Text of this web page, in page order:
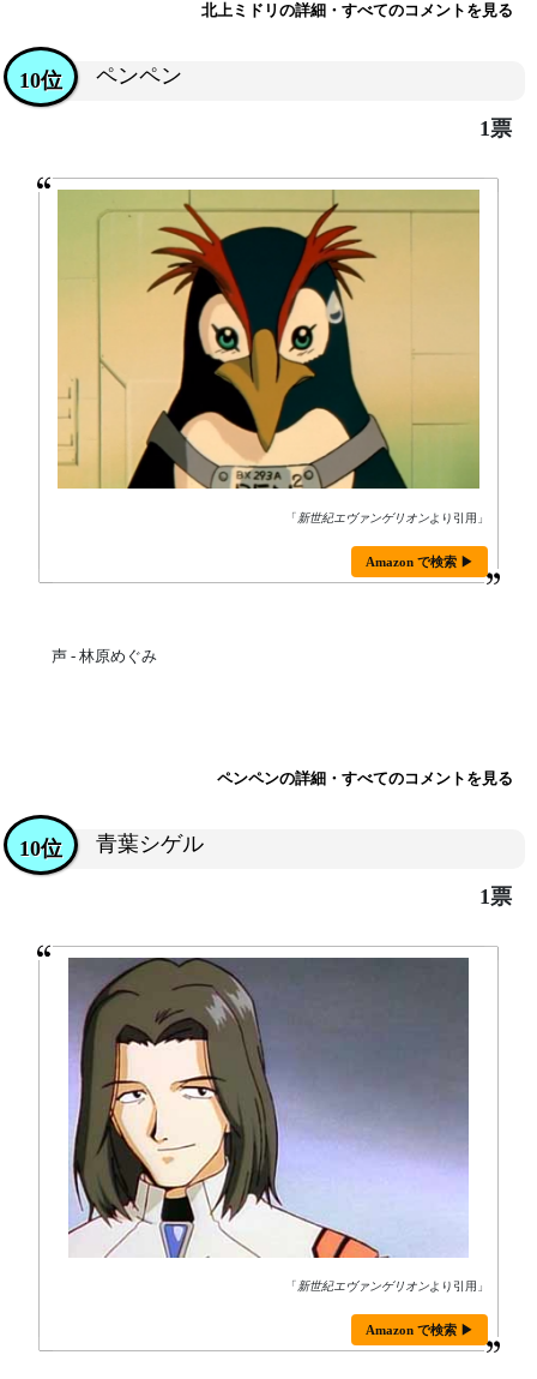
北上ミドリの詳細・すべてのコメントを見る
ペンペン
10位
1票
「新世紀エヴァンゲリオンより引用」
Amazon で検索 ▶
声 - 林原めぐみ
ペンペンの詳細・すべてのコメントを見る
青葉シゲル
10位
1票
「新世紀エヴァンゲリオンより引用」
Amazon で検索 ▶